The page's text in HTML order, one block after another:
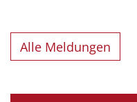
Alle Meldungen